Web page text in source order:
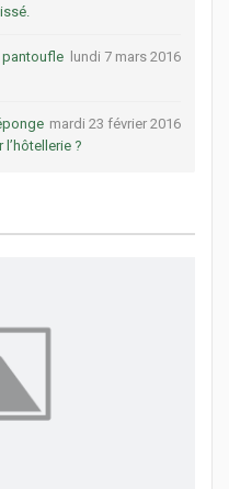
lundi 7 mars 2016
pantoufle
mardi 23 février 2016
?